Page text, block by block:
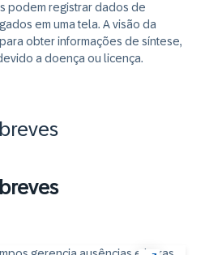
podem registrar dados de
em uma tela. A visão da
obter informações de síntese,
a doença ou licença.